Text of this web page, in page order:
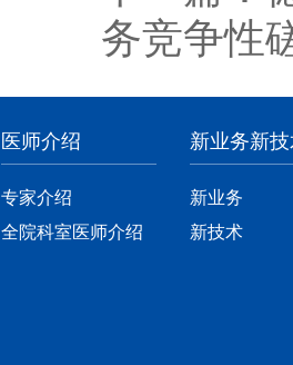
务竞争性
医师介绍
专家介绍
全院科室医师介绍
新业务新
新业务
新技术